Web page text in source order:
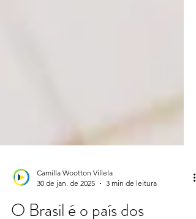
Camilla Wootton Villela
30 de jan. de 2025
3 min de leitura